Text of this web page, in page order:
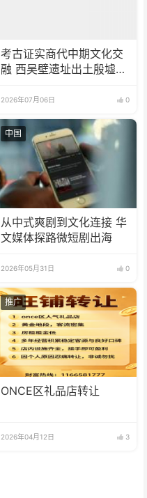
考古证实商代中期文化交
融 西吴壁遗址出土殷墟风
2026年07月06日 0
中国
从中式爽剧到文化连接 华
文媒体探路微短剧出海
2026年05月31日 0
推广
ONCE区礼品店转让
2026年04月12日 3